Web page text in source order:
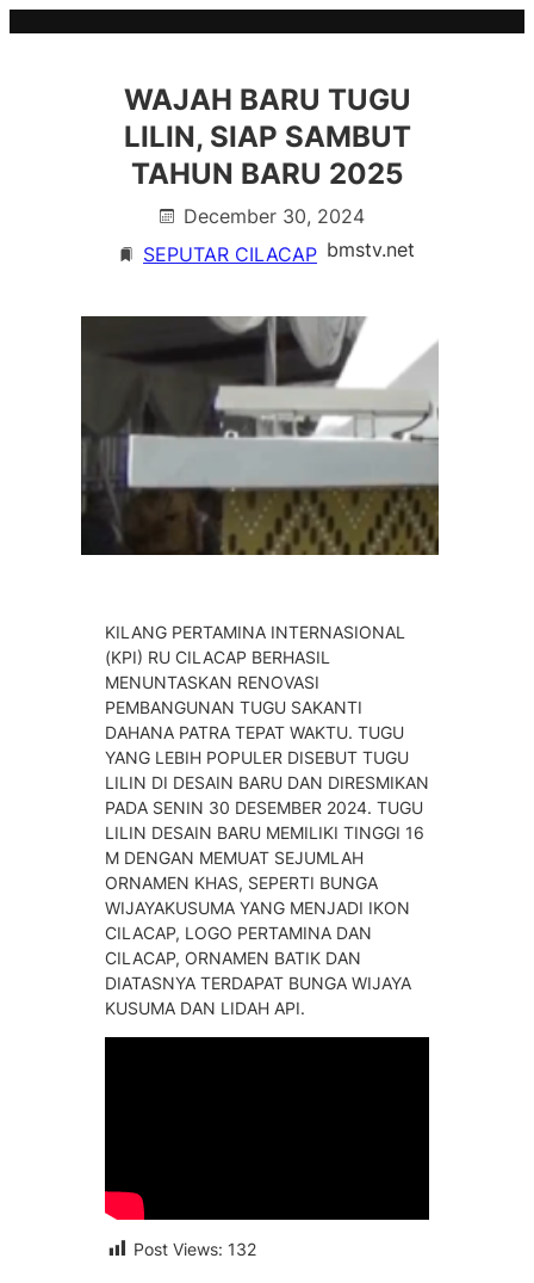
WAJAH BARU TUGU
LILIN, SIAP SAMBUT
TAHUN BARU 2025
December 30, 2024
SEPUTAR CILACAP bmstv.net
KILANG PERTAMINA INTERNASIONAL
(KPI) RU CILACAP BERHASIL
MENUNTASKAN RENOVASI
PEMBANGUNAN TUGU SAKANTI
DAHANA PATRA TEPAT WAKTU. TUGU
YANG LEBIH POPULER DISEBUT TUGU
LILIN DI DESAIN BARU DAN DIRESMIKAN
PADA SENIN 30 DESEMBER 2024. TUGU
LILIN DESAIN BARU MEMILIKI TINGGI 16
M DENGAN MEMUAT SEJUMLAH
ORNAMEN KHAS, SEPERTI BUNGA
WIJAYAKUSUMA YANG MENJADI IKON
CILACAP, LOGO PERTAMINA DAN
CILACAP, ORNAMEN BATIK DAN
DIATASNYA TERDAPAT BUNGA WIJAYA
KUSUMA DAN LIDAH API.
Post Views: 132